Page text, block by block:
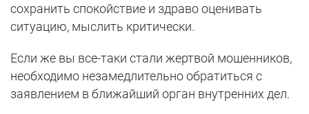
сохранить спокойствие и здраво оценивать
ситуацию, мыслить критически.
Если же вы все-таки стали жертвой мошенников,
необходимо незамедлительно обратиться с
заявлением в ближайший орган внутренних дел.